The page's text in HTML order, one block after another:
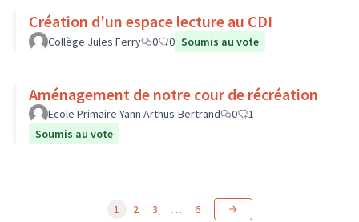
Création d'un espace lecture au CDI
Collège Jules Ferry 0 0 Soumis au vote
Aménagement de notre cour de récréation
Ecole Primaire Yann Arthus-Bertrand 0
1
Soumis au vote
1 2 3 … 6